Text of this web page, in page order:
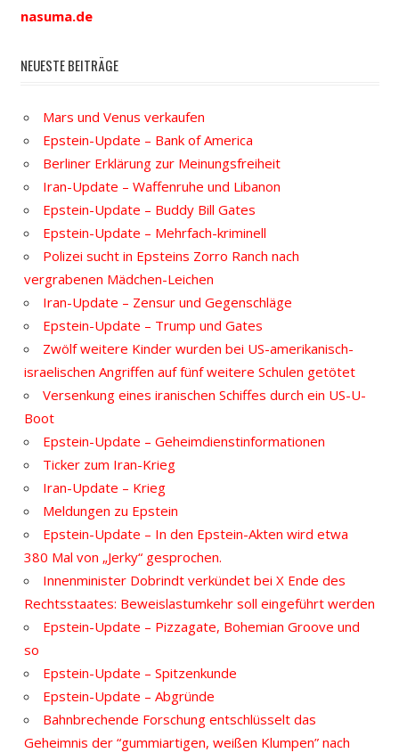
nasuma.de
NEUESTE BEITRÄGE
Mars und Venus verkaufen
Epstein-Update – Bank of America
Berliner Erklärung zur Meinungsfreiheit
Iran-Update – Waffenruhe und Libanon
Epstein-Update – Buddy Bill Gates
Epstein-Update – Mehrfach-kriminell
Polizei sucht in Epsteins Zorro Ranch nach
vergrabenen Mädchen-Leichen
Iran-Update – Zensur und Gegenschläge
Epstein-Update – Trump und Gates
Zwölf weitere Kinder wurden bei US-amerikanisch-
israelischen Angriffen auf fünf weitere Schulen getötet
Versenkung eines iranischen Schiffes durch ein US-U-
Boot
Epstein-Update – Geheimdienstinformationen
Ticker zum Iran-Krieg
Iran-Update – Krieg
Meldungen zu Epstein
Epstein-Update – In den Epstein-Akten wird etwa
380 Mal von „Jerky“ gesprochen.
Innenminister Dobrindt verkündet bei X Ende des
Rechtsstaates: Beweislastumkehr soll eingeführt werden
Epstein-Update – Pizzagate, Bohemian Groove und
so
Epstein-Update – Spitzenkunde
Epstein-Update – Abgründe
Bahnbrechende Forschung entschlüsselt das
Geheimnis der “gummiartigen, weißen Klumpen” nach